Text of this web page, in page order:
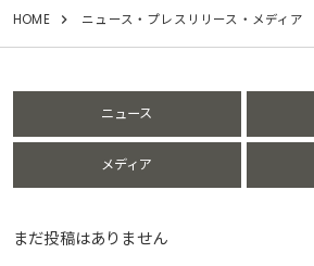
HOME ニュース・プレスリリース・メディア
ニュース
メディア
まだ投稿はありません